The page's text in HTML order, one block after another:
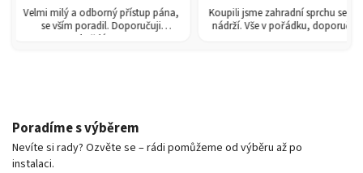
Velmi milý a odborný přístup pána,
se vším poradil. Doporučuji
každému!
Koupili jsme zahradní sprchu se 150l
nádrží. Vše v pořádku, doporučuji.
Poradíme s výběrem
Nevíte si rady? Ozvěte se – rádi pomůžeme od výběru až po
instalaci.